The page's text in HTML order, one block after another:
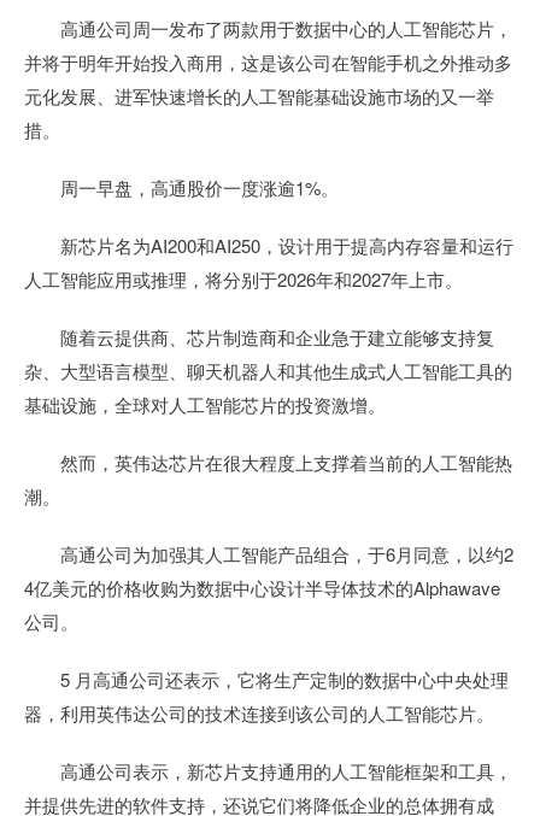
高通公司周一发布了两款用于数据中心的人工智能芯片，
并将于明年开始投入商用，这是该公司在智能手机之外推动多
元化发展、进军快速增长的人工智能基础设施市场的又一举
措。
周一早盘，高通股价一度涨逾1%。
新芯片名为AI200和AI250，设计用于提高内存容量和运行
人工智能应用或推理，将分别于2026年和2027年上市。
随着云提供商、芯片制造商和企业急于建立能够支持复
杂、大型语言模型、聊天机器人和其他生成式人工智能工具的
基础设施，全球对人工智能芯片的投资激增。
然而，英伟达芯片在很大程度上支撑着当前的人工智能热
潮。
高通公司为加强其人工智能产品组合，于6月同意，以约2
4亿美元的价格收购为数据中心设计半导体技术的Alphawave
公司。
5 月高通公司还表示，它将生产定制的数据中心中央处理
器，利用英伟达公司的技术连接到该公司的人工智能芯片。
高通公司表示，新芯片支持通用的人工智能框架和工具，
并提供先进的软件支持，还说它们将降低企业的总体拥有成